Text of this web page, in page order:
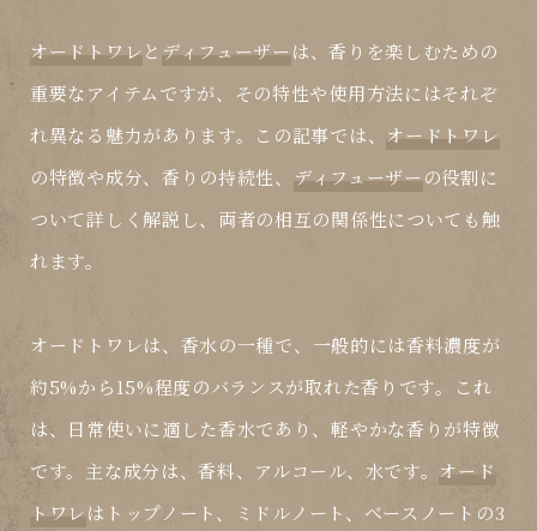
オードトワレと ディフューザーは、香りを楽しむための
重要なアイテムですが、その特性や使用方法にはそれぞ
れ異なる魅力があります。この記事では、 オードトワレ
の特徴や成分、香りの持続性、
ディフューザーの役割に
ついて詳しく解説し、両者の相互の関係性についても触
れます。
オードトワレは、香水の一種で、一般的には香料濃度が
約5%から15%程度のバランスが取れた香りです。これ
は、日常使いに適した香水であり、軽やかな香りが特徴
です。主な成分は、香料、アルコール、水です。 オード
トワレはトップノート、ミドルノート、ベースノートの3